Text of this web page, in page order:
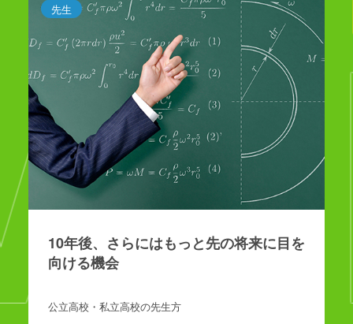
先生
10年後、さらにはもっと先の将来に目を
向ける機会
公立高校・私立高校の先生方